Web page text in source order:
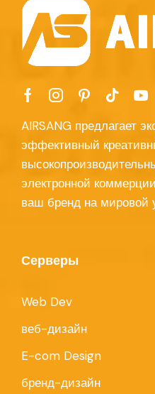
AIRSANG предлагает
эффективный
электронной
ваш бренд на мировой
Серверы
Web Dev
веб-дизайн
E-com Design
бренд-дизайн